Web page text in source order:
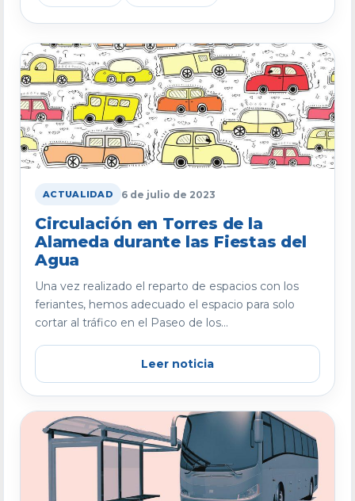
ACTUALIDAD 6 de julio de 2023
Circulación en Torres de la
Alameda durante las Fiestas del
Agua
Una vez realizado el reparto de espacios con los
feriantes, hemos adecuado el espacio para solo
cortar al tráfico en el Paseo de los...
Leer noticia